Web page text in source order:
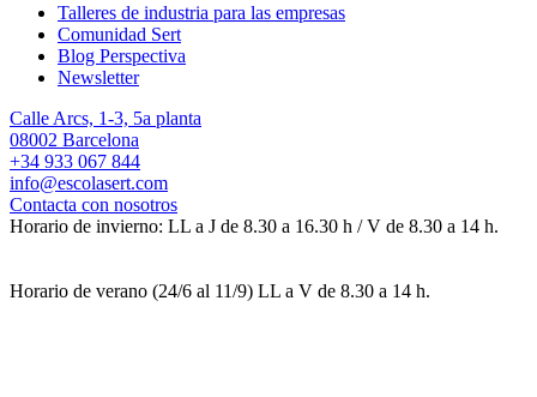
Talleres de industria para las empresas
Comunidad Sert
Blog Perspectiva
Newsletter
Calle Arcs, 1-3, 5a planta
08002 Barcelona
+34 933 067 844
info@escolasert.com
Contacta con nosotros
Horario de invierno: LL a J de 8.30 a 16.30 h / V de 8.30 a 14 h.
Horario de verano (24/6 al 11/9) LL a V de 8.30 a 14 h.